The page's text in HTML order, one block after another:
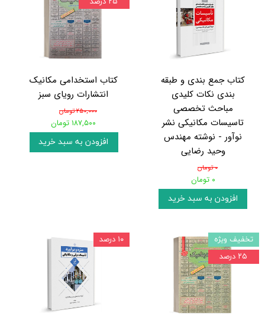
کتاب جمع بندی و طبقه
بندی نکات کلیدی
مباحث تخصصی
تاسیسات مکانیکی نشر
نوآور - نوشته مهندس
وحید رضایی
۰ تومان
۰ تومان
افزودن به سبد خرید
کتاب استخدامی مکانیک
انتشارات رویای سبز
۲۵۰,۰۰۰ تومان
۱۸۷,۵۰۰ تومان
افزودن به سبد خرید
تخفیف ویژه
۲۵ درصد
۱۰ درصد